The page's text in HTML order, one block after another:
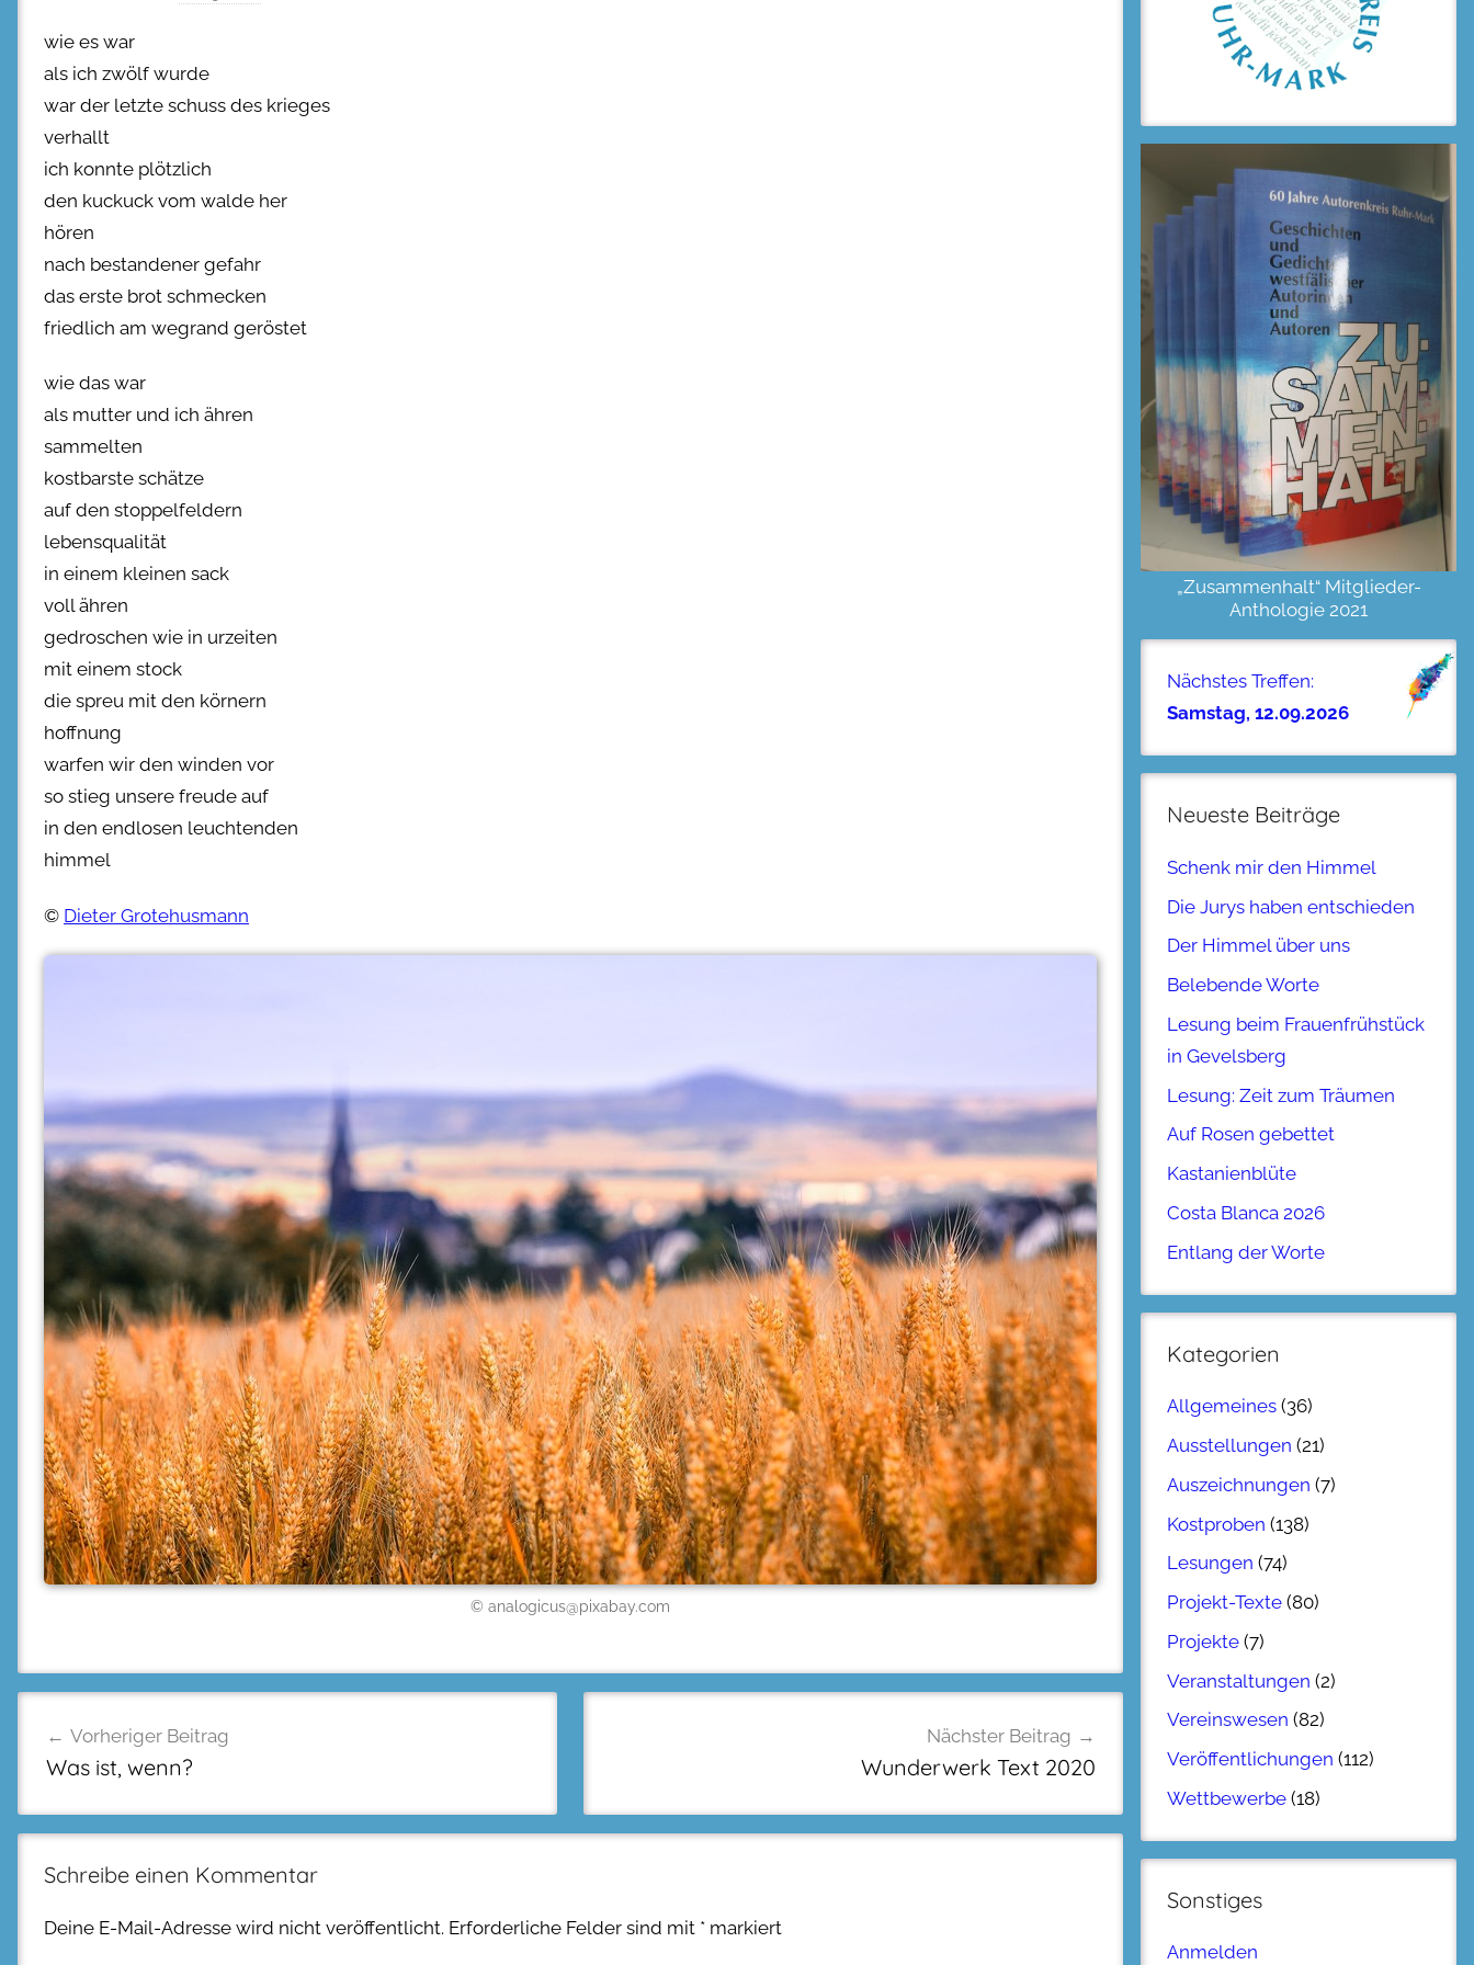
wie es war
als ich zwölf wurde
war der letzte schuss des krieges
verhallt
ich konnte plötzlich
den kuckuck vom walde her
hören
nach bestandener gefahr
das erste brot schmecken
friedlich am wegrand geröstet
wie das war
als mutter und ich ähren
sammelten
kostbarste schätze
auf den stoppelfeldern
lebensqualität
in einem kleinen sack
voll ähren
gedroschen wie in urzeiten
mit einem stock
die spreu mit den körnern
hoffnung
warfen wir den winden vor
so stieg unsere freude auf
in den endlosen leuchtenden
himmel
© Dieter Grotehusmann
© analogicus@pixabay.com
Vorheriger Beitrag
Was ist, wenn?
Nächster Beitrag
Wunderwerk Text 2020
Schreibe einen Kommentar
Deine E-Mail-Adresse wird nicht veröffentlicht. Erforderliche Felder sind mit * markiert
„Zusammenhalt“ Mitglieder-
Anthologie 2021
Nächstes Treffen:
Samstag, 12.09.2026
Neueste Beiträge
Schenk mir den Himmel
Die Jurys haben entschieden
Der Himmel über uns
Belebende Worte
Lesung beim Frauenfrühstück
in Gevelsberg
Lesung: Zeit zum Träumen
Auf Rosen gebettet
Kastanienblüte
Costa Blanca 2026
Entlang der Worte
Kategorien
Allgemeines (36)
Ausstellungen (21)
Auszeichnungen (7)
Kostproben (138)
Lesungen (74)
Projekt-Texte (80)
Projekte (7)
Veranstaltungen (2)
Vereinswesen (82)
Veröffentlichungen (112)
Wettbewerbe (18)
Sonstiges
Anmelden